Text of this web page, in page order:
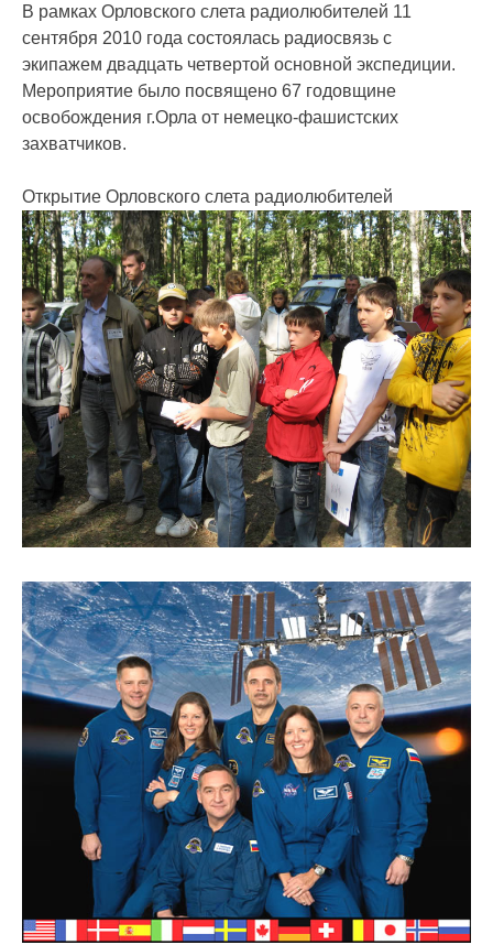
В рамках Орловского слета радиолюбителей 11
сентября 2010 года состоялась радиосвязь с
экипажем двадцать четвертой основной экспедиции.
Мероприятие было посвящено 67 годовщине
освобождения г.Орла от немецко-фашистских
захватчиков.
Открытие Орловского слета радиолюбителей